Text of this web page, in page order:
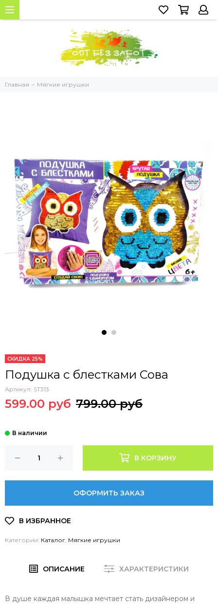
Главная Мягкие игрушки
СКИДКА 25%
Подушка с блестками Сова
Артикул: ST313
599.00 руб 799.00 руб
В КОРЗИНУ
ОФОРМИТЬ ЗАКАЗ
Категории: Каталог Мягкие игрушки
ОПИСАНИЕ ХАРАКТЕРИСТИКИ
В душе каждая малышка мечтает стать дизайнером и